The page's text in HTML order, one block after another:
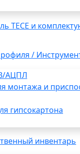
TECE и
/
АЦПЛ
монтажа и
гипсокартона
инвентарь